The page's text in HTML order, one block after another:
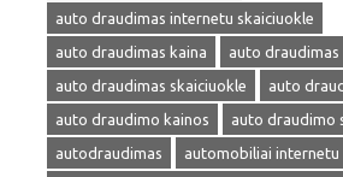
auto draudimas internetu skaiciuokle
auto draudimas kaina
auto draudimas
auto draudimas skaiciuokle
auto
auto draudimo kainos
auto draudimo
autodraudimas
automobiliai internetu